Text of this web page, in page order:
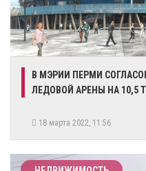
​В МЭРИИ ПЕРМИ
ЛЕДОВОЙ АРЕНЫ НА 10,5
18 марта 2022, 11:56